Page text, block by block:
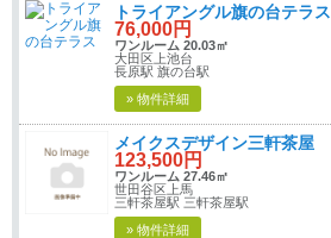
トライアングル旗の台テラス
76,000円
ワンルーム 20.03㎡
大田区上池台
長原駅 旗の台駅
» 物件詳細
メイクスデザイン三軒茶屋
123,500円
ワンルーム 27.46㎡
世田谷区上馬
三軒茶屋駅 三軒茶屋駅
» 物件詳細